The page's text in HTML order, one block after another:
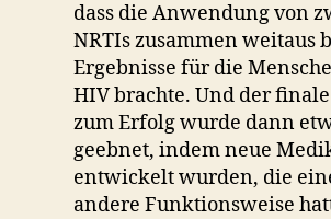
dass die Anwendung von
NRTIs zusammen weitaus
Ergebnisse für die
HIV brachte. Und der
zum Erfolg wurde dann
geebnet, indem neue
entwickelt wurden, die
andere Funktionsweise